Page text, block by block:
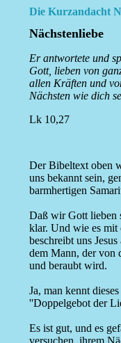
Die Kurzandacht
Nächstenliebe
Er antwortete und
Gott, lieben von
allen Kräften und
Nächsten wie dich
Lk 10,27
Der Bibeltext oben
uns bekannt sein,
barmhertigen
Daß wir Gott lieben
klar. Und wie es mit
beschreibt uns
dem Mann, der von
und beraubt wird.
Ja, man kennt
''Doppelgebot der
Es ist gut, und es
versuchen, ihrem